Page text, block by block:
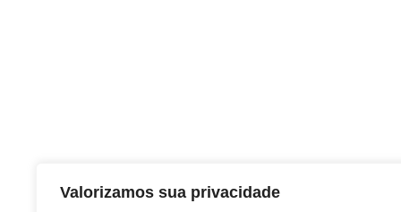
Valorizamos sua privacidade